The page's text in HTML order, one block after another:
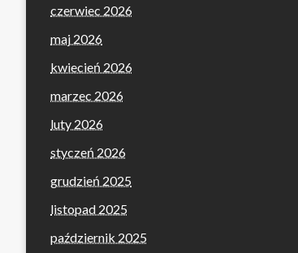
czerwiec 2026
maj 2026
kwiecień 2026
marzec 2026
luty 2026
styczeń 2026
grudzień 2025
listopad 2025
październik 2025